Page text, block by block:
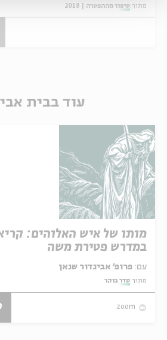
מתוך:סיפור מההפטרה | 2018
עוד בבית
מותו של איש האלוהים:
במדרש פטירת משה
עם:
מתוך:סדר בוקר
zoom